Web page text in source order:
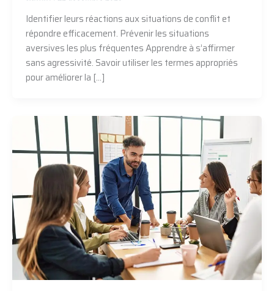
Identifier leurs réactions aux situations de conflit et
répondre efficacement. Prévenir les situations
aversives les plus fréquentes Apprendre à s’affirmer
sans agressivité. Savoir utiliser les termes appropriés
pour améliorer la […]